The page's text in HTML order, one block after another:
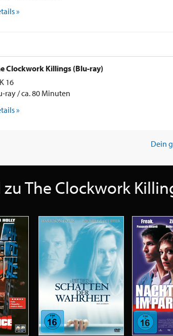
»
Clockwork Killings (Blu-ray)
16
ray / ca. 80 Minuten
»
Dein
zu The Clockwork